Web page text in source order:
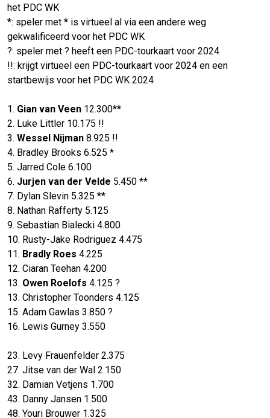
het PDC WK
*: speler met * is virtueel al via een andere weg
gekwalificeerd voor het PDC WK
?: speler met ? heeft een PDC-tourkaart voor 2024
!!: krijgt virtueel een PDC-tourkaart voor 2024 en een
startbewijs voor het PDC WK 2024
1. Gian van Veen 12.300**
2. Luke Littler 10.175 !!
3. Wessel Nijman 8.925 !!
4. Bradley Brooks 6.525 *
5. Jarred Cole 6.100
6. Jurjen van der Velde 5.450 **
7. Dylan Slevin 5.325 **
8. Nathan Rafferty 5.125
9. Sebastian Bialecki 4.800
10. Rusty-Jake Rodriguez 4.475
11. Bradly Roes 4.225
12. Ciaran Teehan 4.200
13. Owen Roelofs 4.125 ?
13. Christopher Toonders 4.125
15. Adam Gawlas 3.850 ?
16. Lewis Gurney 3.550
23. Levy Frauenfelder 2.375
27. Jitse van der Wal 2.150
32. Damian Vetjens 1.700
43. Danny Jansen 1.500
48. Youri Brouwer 1.325